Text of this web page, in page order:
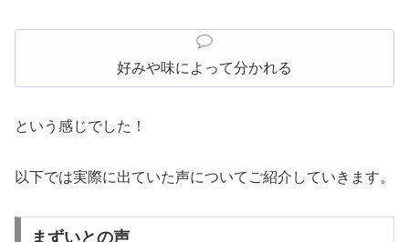
好みや味によって分かれる
という感じでした！
以下では実際に出ていた声についてご紹介していきます。
まずいとの声